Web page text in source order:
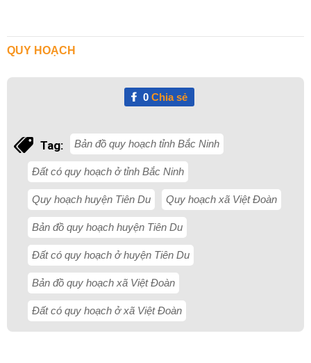
QUY HOẠCH
0Chia sẻ
Tag: Bản đồ quy hoạch tỉnh Bắc Ninh
Đất có quy hoạch ở tỉnh Bắc Ninh
Quy hoạch huyện Tiên Du Quy hoạch xã Việt Đoàn
Bản đồ quy hoạch huyện Tiên Du
Đất có quy hoạch ở huyện Tiên Du
Bản đồ quy hoạch xã Việt Đoàn
Đất có quy hoạch ở xã Việt Đoàn